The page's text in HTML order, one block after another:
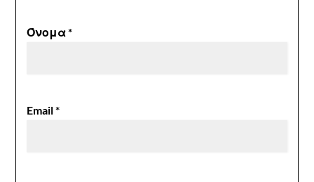
Όνομα*
Email*